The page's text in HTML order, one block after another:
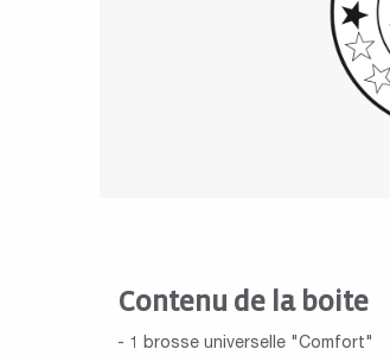
Contenu de la boite
- 1 brosse universelle "Comfort"